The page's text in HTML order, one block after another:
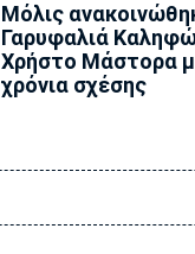
Μόλις
Γαρυφαλιά
Χρήστο Μάστορα
χρόνια σχέσης